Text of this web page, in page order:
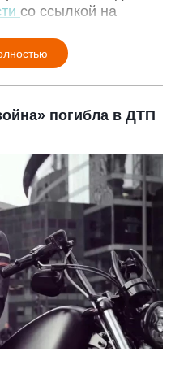
со ссылкой на
погибла в ДТП